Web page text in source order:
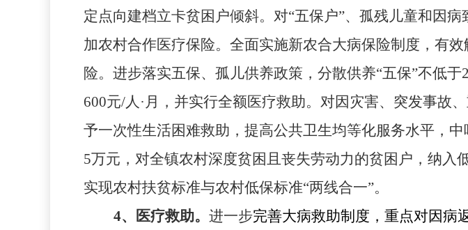
定点向建档立卡贫困户倾斜。对“五保户”、孤残儿童和因
加农村合作医疗保险。全面实施新农合大病保险制度，有
险。进步落实五保、孤儿供养政策，分散供养“五保”不低于
600元/人·月，并实行全额医疗救助。对因灾害、突发事故
予一次性生活困难救助，提高公共卫生均等化服务水平，
5万元，对全镇农村深度贫困且丧失劳动力的贫困户，纳入
实现农村扶贫标准与农村低保标准“两线合一”。
4、医疗救助。 进一步完善大病救助制度，重点对因病